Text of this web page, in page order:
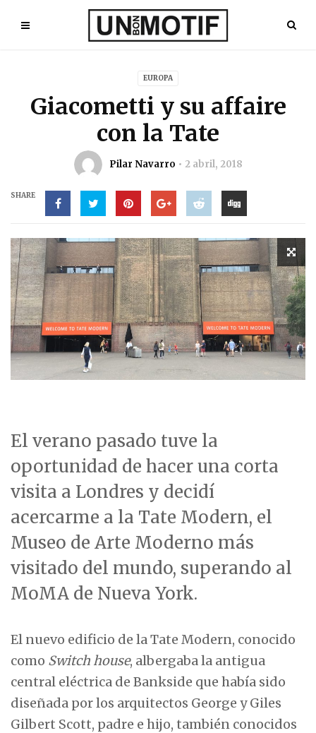
EUROPA
Giacometti y su affaire
con la Tate
Pilar Navarro 2 abril, 2018
SHARE
El verano pasado tuve la
oportunidad de hacer una corta
visita a Londres y decidí
acercarme a la Tate Modern, el
Museo de Arte Moderno más
visitado del mundo, superando al
MoMA de Nueva York.
El nuevo edificio de la Tate Modern, conocido
como Switch house, albergaba la antigua
central eléctrica de Bankside que había sido
diseñada por los arquitectos George y Giles
Gilbert Scott, padre e hijo, también conocidos